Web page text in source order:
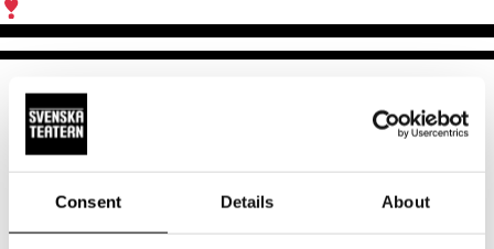
Consent Details About
Repertoar
Kundtjänst
Biljetter
Unga
DITT BESÖK
Mat & dryck
Publikarbete
Textning
GRUPPER & FÖRETAG
Grupper & teaterombud
Pedagognätverk & skolgrupper
OM SVENSKA TEATERN
Norra esplanaden 2